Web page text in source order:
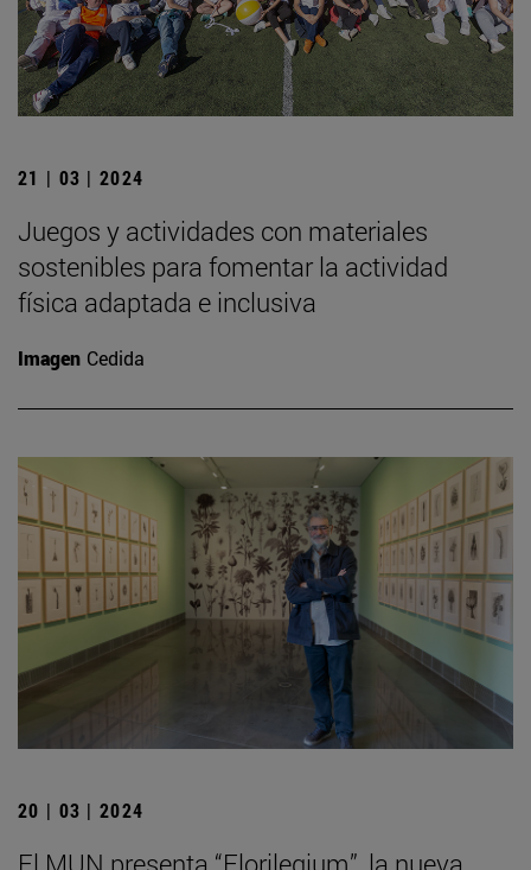
21 | 03 | 2024
Juegos y actividades con materiales
sostenibles para fomentar la actividad
física adaptada e inclusiva
Imagen Cedida
20 | 03 | 2024